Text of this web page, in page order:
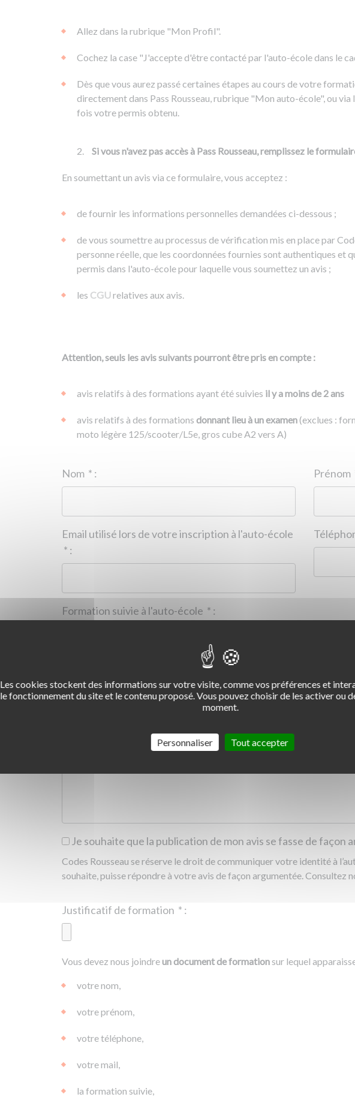
Allez dans la rubrique "Mon Profil".
Cochez la case "J'accepte d'être contacté par l'auto-école dans le
Dès que vous aurez passé certaines étapes au cours de votre
directement dans Pass Rousseau, rubrique "Mon auto-école", ou
fois votre permis obtenu.
Si vous n'avez pas accès à Pass Rousseau, remplissez le
En soumettant un avis via ce formulaire, vous acceptez :
de fournir les informations personnelles demandées ci-dessous ;
de vous soumettre au processus de vérification mis en place par
personne réelle, que les coordonnées fournies sont authentiques et
permis dans l'auto-école pour laquelle vous soumettez un avis ;
les CGUrelatives aux avis.
Attention, seuls les avis suivants pourront être pris en compte :
avis relatifs à des formations ayant été suivies il y a moins de 2 ans
avis relatifs à des formations donnant lieu à un examen(exclues :
moto légère 125/scooter/L5e, gros cube A2 vers A)
* :
Email utilisé lors de votre inscription à l'auto-école
* :
* :
1
2 3 4
Je souhaite que la publication de mon avis se fasse de façon
Codes Rousseau se réserve le droit de communiquer votre identité à
souhaite, puisse répondre à votre avis de façon argumentée. Consultez
* :
||0.00 Ko
Vous devez nous joindreun document de formation sur lequel
votre nom,
votre prénom,
votre téléphone,
votre mail,
la formation suivie,
Les cookies stockent des informations sur votre visite, comme vos préférences et
le fonctionnement du site et le contenu proposé. Vous pouvez choisir de les activer ou
moment.
Tout accepter
Personnaliser